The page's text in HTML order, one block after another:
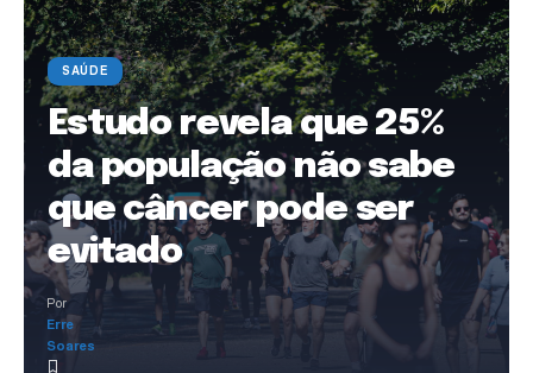
SAÚDE
Estudo revela que 25%
da população não sabe
que câncer pode ser
evitado
Por
Erre
Soares